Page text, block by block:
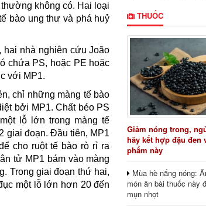
không có. Hai loại
bào ung thư và phá huỷ
hai nhà nghiên cứu João
chứa PS, hoặc PE hoặc
với MP1.
chỉ những màng tế bào
bởi MP1. Chất béo PS
lỗ lớn trong màng tế
giai đoạn. Đầu tiên, MP1
cho ruột tế bào rò rỉ ra
tử MP1 bám vào màng
Trong giai đoạn thứ hai,
một lỗ lớn hơn 20 đến
THUỐC
Giảm nóng trong,
hãy kết hợp đậu đen
phẩm này
Mùa hè nắng nóng:
món ăn bài thuốc này
mụn nhọt